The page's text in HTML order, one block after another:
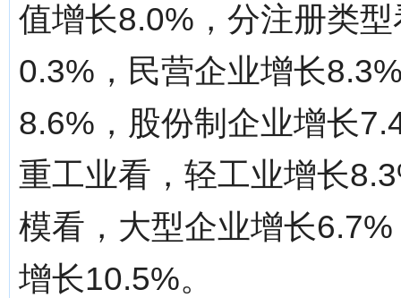
值增长8.0%，分注册类
0.3%，民营企业增长
8.6%，股份制企业增长
重工业看，轻工业增长
模看，大型企业增长
增长10.5%。